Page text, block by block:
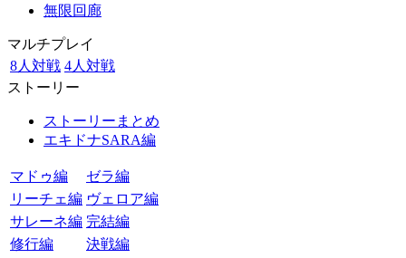
無限回廊
マルチプレイ
8人対戦 4人対戦
ストーリー
ストーリーまとめ
エキドナSARA編
マドゥ編
ゼラ編
リーチェ編 ヴェロア編
サレーネ編 完結編
修行編
決戦編